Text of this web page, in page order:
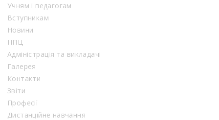
Учням і педагогам
Вступникам
Новини
НПЦ
Адміністрація та викладачі
Галерея
Контакти
Звіти
Професії
Дистанційне навчання